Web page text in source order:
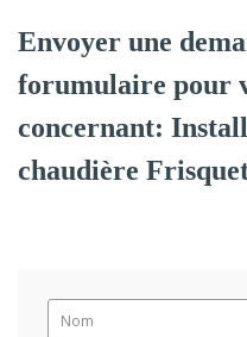
Envoyer une
forumulaire pour
concernant:
chaudière